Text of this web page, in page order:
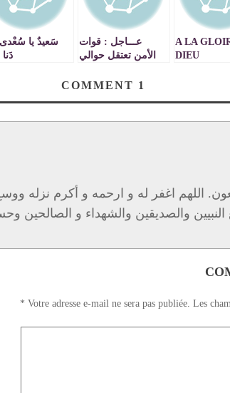
A LA
DIEU
عـــاجل : قوات
الأمن تعتقل حوالي
اعمال السرقة
سَعيدٌ يا
1
اللهم اغفر له و ارحمه و أكرم نزله
والصديقين والشهداء و الصالحين
Votre adresse e-mail ne sera pas publiée. Les
*